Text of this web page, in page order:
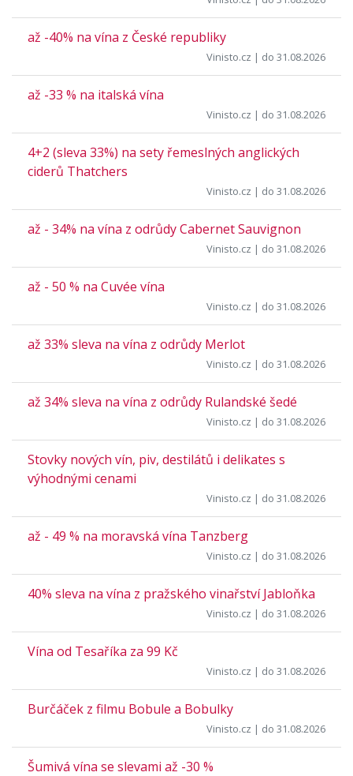
až -40% na vína z České republiky
Vinisto.cz | do 31.08.2026
až -33 % na italská vína
Vinisto.cz | do 31.08.2026
4+2 (sleva 33%) na sety řemeslných anglických
ciderů Thatchers
Vinisto.cz | do 31.08.2026
až - 34% na vína z odrůdy Cabernet Sauvignon
Vinisto.cz | do 31.08.2026
až - 50 % na Cuvée vína
Vinisto.cz | do 31.08.2026
až 33% sleva na vína z odrůdy Merlot
Vinisto.cz | do 31.08.2026
až 34% sleva na vína z odrůdy Rulandské šedé
Vinisto.cz | do 31.08.2026
Stovky nových vín, piv, destilátů i delikates s
výhodnými cenami
Vinisto.cz | do 31.08.2026
až - 49 % na moravská vína Tanzberg
Vinisto.cz | do 31.08.2026
40% sleva na vína z pražského vinařství Jabloňka
Vinisto.cz | do 31.08.2026
Vína od Tesaříka za 99 Kč
Vinisto.cz | do 31.08.2026
Burčáček z filmu Bobule a Bobulky
Vinisto.cz | do 31.08.2026
Šumivá vína se slevami až -30 %